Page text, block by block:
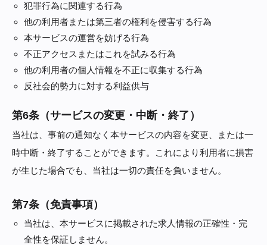
犯罪行為に関連する行為
他の利用者または第三者の権利を侵害する行為
本サービスの運営を妨げる行為
不正アクセスまたはこれを試みる行為
他の利用者の個人情報を不正に収集する行為
反社会的勢力に対する利益供与
第6条（サービスの変更・中断・終了）
当社は、事前の通知なく本サービスの内容を変更、または一
時中断・終了することができます。これにより利用者に損害
が生じた場合でも、当社は一切の責任を負いません。
第7条（免責事項）
当社は、本サービスに掲載された求人情報の正確性・完
全性を保証しません。